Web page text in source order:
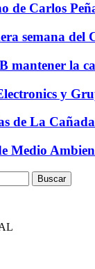
de Carlos
semana del
mantener la
y
de La
Medio